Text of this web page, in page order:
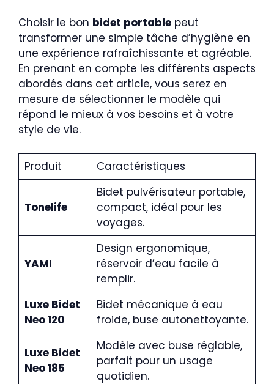
Choisir le bon bidet portable peut
transformer une simple tâche d’hygiène en
une expérience rafraîchissante et agréable.
En prenant en compte les différents aspects
abordés dans cet article, vous serez en
mesure de sélectionner le modèle qui
répond le mieux à vos besoins et à votre
style de vie.
Produit Caractéristiques
Tonelife
Bidet pulvérisateur portable,
compact, idéal pour les
voyages.
YAMI
Design ergonomique,
réservoir d’eau facile à
remplir.
Luxe Bidet
Neo 120
Bidet mécanique à eau
froide, buse autonettoyante.
Luxe Bidet
Neo 185
Modèle avec buse réglable,
parfait pour un usage
quotidien.